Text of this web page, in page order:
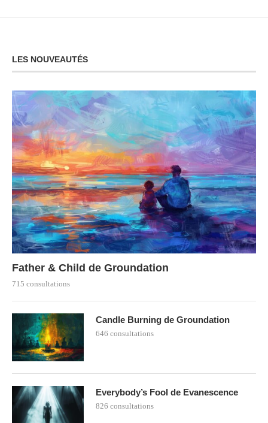
LES NOUVEAUTÉS
Father & Child de Groundation
715 consultations
Candle Burning de Groundation
646 consultations
Everybody’s Fool de Evanescence
826 consultations